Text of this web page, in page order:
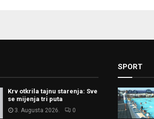
Krv otkrila tajnu starenja: Sve
se mijenja tri puta
3. Augusta 2026. 0
SPORT